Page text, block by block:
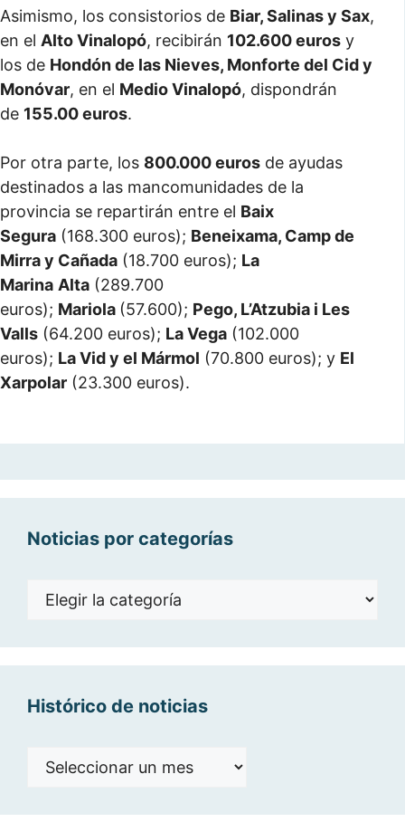
Asimismo, los consistorios de Biar, Salinas y Sax,
en el Alto Vinalopó, recibirán 102.600 euros y
los de Hondón de las Nieves, Monforte del Cid y
Monóvar, en el Medio Vinalopó, dispondrán
de 155.00 euros.
Por otra parte, los 800.000 euros de ayudas
destinados a las mancomunidades de la
provincia se repartirán entre el Baix
Segura (168.300 euros); Beneixama, Camp de
Mirra y Cañada (18.700 euros); La
Marina Alta (289.700
euros); Mariola (57.600); Pego, L’Atzubia i Les
Valls (64.200 euros); La Vega (102.000
euros); La Vid y el Mármol (70.800 euros); y El
Xarpolar (23.300 euros).
Noticias por categorías
Noticias
Histórico de noticias
Histórico